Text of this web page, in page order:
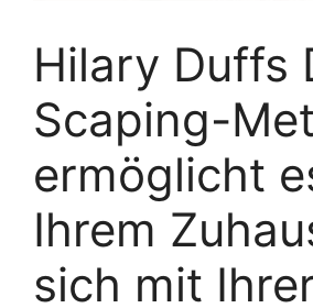
Hilary Duffs
Scaping-
ermöglicht
Ihrem
sich mit